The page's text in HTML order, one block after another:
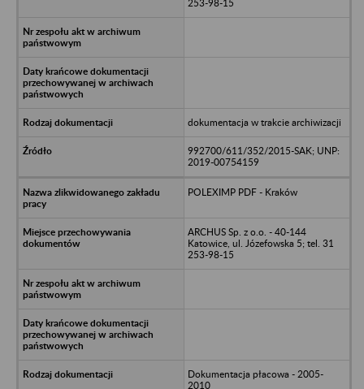
253-98-15
dokumentacja w trakcie archiwizacji
992700/611/352/2015-SAK; UNP:
2019-00754159
POLEXIMP PDF - Kraków
ARCHUS Sp. z o.o. - 40-144
Katowice, ul. Józefowska 5; tel. 31
253-98-15
Dokumentacja płacowa - 2005-
2010